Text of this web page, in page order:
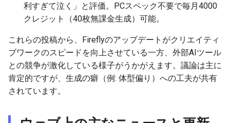
2026-05-29
2026-05-28
2026-05-27
2026-05-25
2025-11-13
2025-11-12
2025-11-11
2025-11-09
2026-05-29
2026-05-28
2026-05-27
2026-05-25
2025-11-13
2025-11-12
2025-11-11
2025-11-09
2026-05-26
2026-05-25
2026-05-24
2026-05-22
2025-11-13
2025-11-12
2025-11-11
2025-11-09
2026-05-25
2026-05-24
2026-05-23
2026-05-21
2025-11-13
2025-11-12
2025-11-11
2025-11-09
2026-05-29
2026-05-28
2026-05-27
2026-05-25
利すぎて泣く」と評価。PCスペック不要で毎月4000
クレジット（40枚無課金生成）可能。
これらの投稿から、Fireflyのアップデートがクリエイティ
ブワークのスピードを向上させている一方、外部AIツール
との競争が激化している様子がうかがえます。議論は主に
肯定的ですが、生成の癖（例: 体型偏り）への工夫が共有
されています。